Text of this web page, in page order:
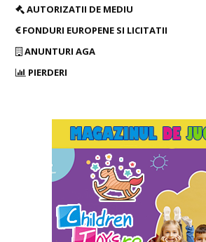
AUTORIZATII DE MEDIU
FONDURI EUROPENE SI LICITATII
ANUNTURI AGA
PIERDERI